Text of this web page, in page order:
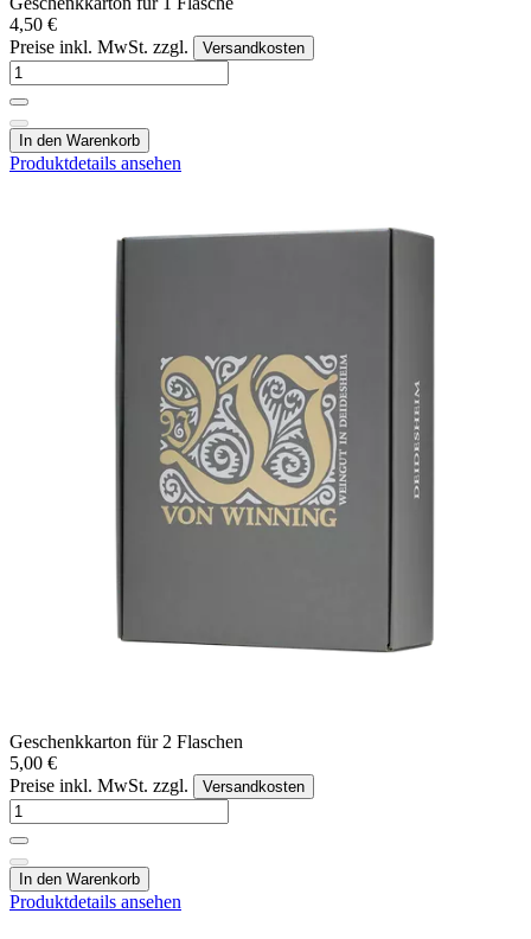
4,50 €
Preise inkl. MwSt. zzgl.
Versandkosten
In den Warenkorb
Produktdetails ansehen
Geschenkkarton für 2 Flaschen
5,00 €
Preise inkl. MwSt. zzgl.
Versandkosten
In den Warenkorb
Produktdetails ansehen